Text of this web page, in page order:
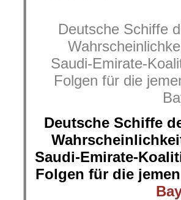
Deutsche Schiffe
Saudi-Emirate-
Folgen für die
Deutsche Schiffe
Saudi-Emirate-
Folgen für die